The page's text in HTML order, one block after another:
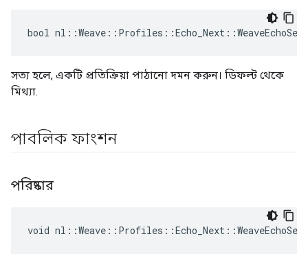
bool
সত্য হলে, একটি প্রতিক্রিয়া পাঠানো দমন করুন। ডিফল্ট থেকে
মিথ্যা.
পাবলিক ফাংশন
পরিষ্কার
void